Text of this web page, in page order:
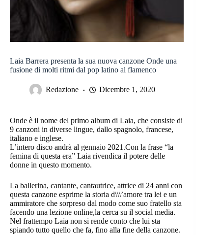
Laia Barrera presenta la sua nuova canzone Onde una
fusione di molti ritmi dal pop latino al flamenco
Redazione Dicembre 1, 2020
Onde è il nome del primo album di Laia, che consiste di
9 canzoni in diverse lingue, dallo spagnolo, francese,
italiano e inglese.
L’intero disco andrà al gennaio 2021.Con la frase “la
femina di questa era” Laia rivendica il potere delle
donne in questo momento.
La ballerina, cantante, cantautrice, attrice di 24 anni con
questa canzone esprime la storia d\\\’amore tra lei e un
ammiratore che sorpreso dal modo come suo fratello sta
facendo una lezione online,la cerca su il social media.
Nel frattempo Laia non si rende conto che lui sta
spiando tutto quello che fa, fino alla fine della canzone.